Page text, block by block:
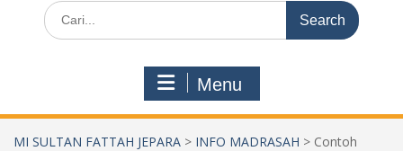
Search
for:
Menu
MI SULTAN FATTAH JEPARA > INFO MADRASAH > Contoh